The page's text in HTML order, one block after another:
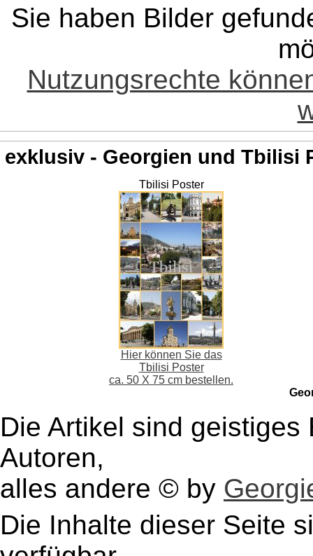
Sie haben Bilder
Nutzungsrechte
exklusiv - Georgien und Tbilisi
Tbilisi Poster
Hier können Sie das
Tbilisi Poster
ca. 50 X 75 cm bestellen.
Die Artikel sind
Autoren,
alles andere © by
Die Inhalte dieser Seite